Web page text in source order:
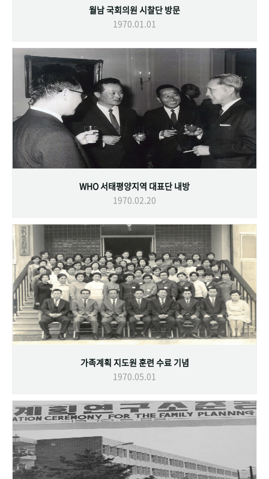
월남 국회의원 시찰단 방문
1970.01.01
WHO 서태평양지역 대표단 내방
1970.02.20
가족계획 지도원 훈련 수료 기념
1970.05.01